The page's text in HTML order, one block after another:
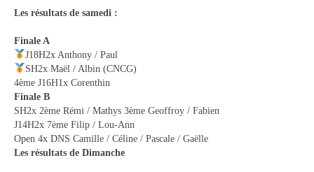
Section « Compétition »
Calendrier des Compétitions
Catégories
Entraînements
Les résultats de samedi :
Finale A
J18H2x Anthony / Paul
SH2x Maël / Albin (CNCG)
4ème J16H1x Corenthin
Finale B
SH2x 2ème Rémi / Mathys 3ème Geoffroy / Fabien
J14H2x 7ème Filip / Lou-Ann
Open 4x DNS Camille / Céline / Pascale / Gaëlle
Les résultats de Dimanche